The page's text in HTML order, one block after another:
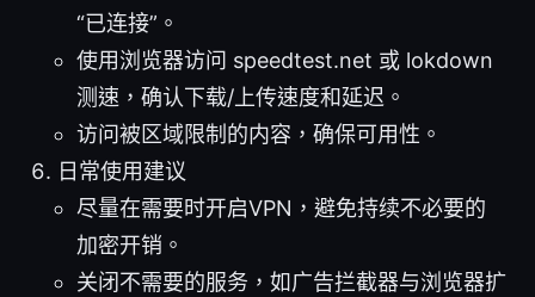
“已连接”。
使用浏览器访问 speedtest.net 或 lokdown
测速，确认下载/上传速度和延迟。
访问被区域限制的内容，确保可用性。
日常使用建议
尽量在需要时开启VPN，避免持续不必要的
加密开销。
关闭不需要的服务，如广告拦截器与浏览器扩